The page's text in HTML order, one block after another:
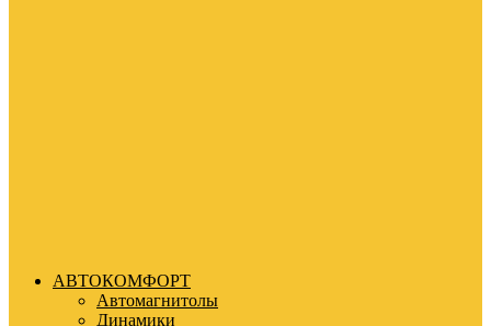
АВТОКОМФОРТ
Автомагнитолы
Динамики